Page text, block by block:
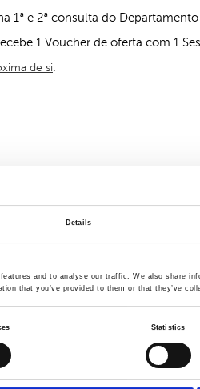
Details
and to analyse our traffic. We also share
that you’ve provided to them or that they’ve
Statistics
e 2ª consulta do
1 Voucher de oferta com 1
de si